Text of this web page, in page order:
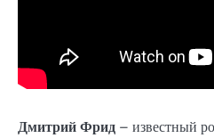
Дмитрий Фрид – известный